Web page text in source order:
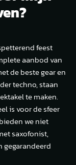
feest
aanbod van
de beste gear en
techno, staan
te maken.
is voor de sfeer
we niet
saxofonist,
gegarandeerd